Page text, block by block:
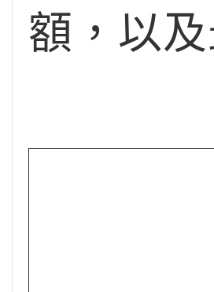
額，以